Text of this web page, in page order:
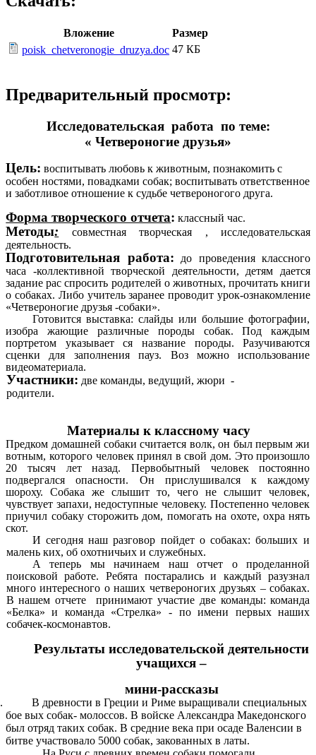
Вложение
Размер
poisk_chetveronogie_druzya.doc 47 КБ
Предварительный просмотр:
Исследовательская работа по теме:
« Четвероногие друзья»
Цель: воспитывать любовь к животным, познакомить с
особен ностями, повадками собак; воспитывать ответственное
и заботливое отношение к судьбе четвероногого друга.
Форма творческого отчета: классный час.
Методы:
совместная творческая , исследовательская
деятельность.
Подготовительная работа:
до проведения классного
часа -коллективной творческой деятельности, детям дается
задание рас спросить родителей о животных, прочитать книги
о собаках. Либо учитель заранее проводит урок-ознакомление
«Четвероногие друзья -собаки».
Готовится выставка: слайды или большие фотографии,
изобра жающие различные породы собак. Под каждым
портретом указывает ся название породы. Разучиваются
сценки для заполнения пауз. Воз можно использование
видеоматериала.
Участники: две команды, ведущий, жюри -
родители.
Материалы к классному часу
Предком домашней собаки считается волк, он был первым жи
вотным, которого человек принял в свой дом. Это произошло
20 тысяч лет назад. Первобытный человек постоянно
подвергался опасности. Он прислушивался к каждому
шороху. Собака же слышит то, чего не слышит человек,
чувствует запахи, недоступные человеку. Постепенно человек
приучил собаку сторожить дом, помогать на охоте, охра нять
скот.
И сегодня наш разговор пойдет о собаках: больших и
малень ких, об охотничьих и служебных.
А теперь мы начинаем наш отчет о проделанной
поисковой работе. Ребята постарались и каждый разузнал
много интересного о наших четвероногих друзьях – собаках.
В нашем отчете принимают участие две команды: команда
«Белка» и команда «Стрелка» - по имени первых наших
собачек-космонавтов.
Результаты исследовательской деятельности
учащихся –
мини-рассказы
В древности в Греции и Риме выращивали специальных
бое вых собак- молоссов. В войске Александра Македонского
был отряд таких собак. В средние века при осаде Валенсии в
битве участвовало 5000 собак, закованных в латы.